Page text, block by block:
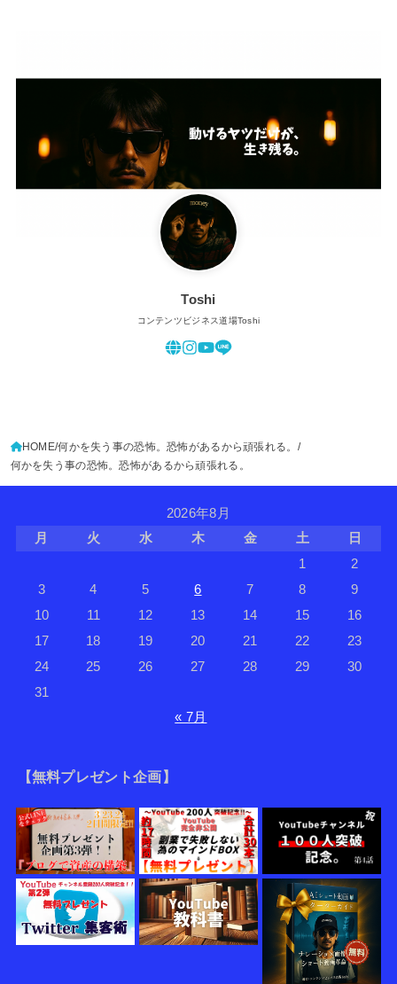
Toshi
コンテンツビジネス道場Toshi
HOME 何かを失う事の恐怖。恐怖があるから頑張れる。
何かを失う事の恐怖。恐怖があるから頑張れる。
2026年8月
月
火 水 木 金 土
日
1
2
3
4 5 6 7 8
9
10
11 12 13 14 15
16
17
18 19 20 21 22
23
24
25 26 27 28 29
30
31
« 7月
【無料プレゼント企画】